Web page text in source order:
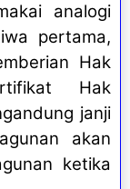
analogi
pertama,
Hak
Hak
janji
akan
ketika